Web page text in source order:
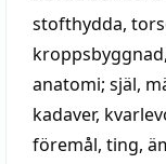
stofthydda,
kroppsbyggnad,
anatomi; själ,
kadaver,
föremål, ting,